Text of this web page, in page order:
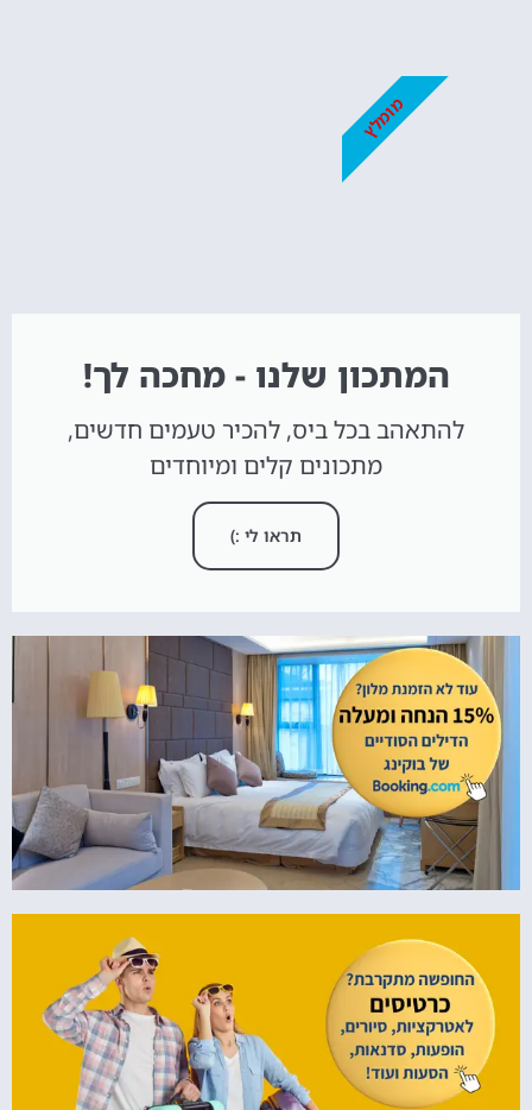
המתכון שלנו - מחכה לך!
להתאהב בכל ביס, להכיר טעמים חדשים,
מתכונים קלים ומיוחדים
תראו לי :)
מומלץ